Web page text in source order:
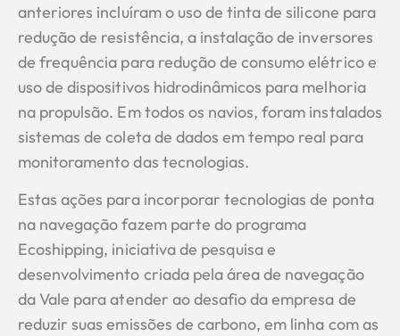
anteriores incluíram o uso de tinta de silicone para
redução de resistência, a instalação de inversores
de frequência para redução de consumo elétrico e
uso de dispositivos hidrodinâmicos para melhoria
na propulsão. Em todos os navios, foram instalados
sistemas de coleta de dados em tempo real para
monitoramento das tecnologias.
Estas ações para incorporar tecnologias de ponta
na navegação fazem parte do programa
Ecoshipping, iniciativa de pesquisa e
desenvolvimento criada pela área de navegação
da Vale para atender ao desafio da empresa de
reduzir suas emissões de carbono, em linha com as